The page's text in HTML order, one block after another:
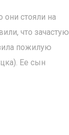
стояли на
что зачастую
пожилую
Ее сын